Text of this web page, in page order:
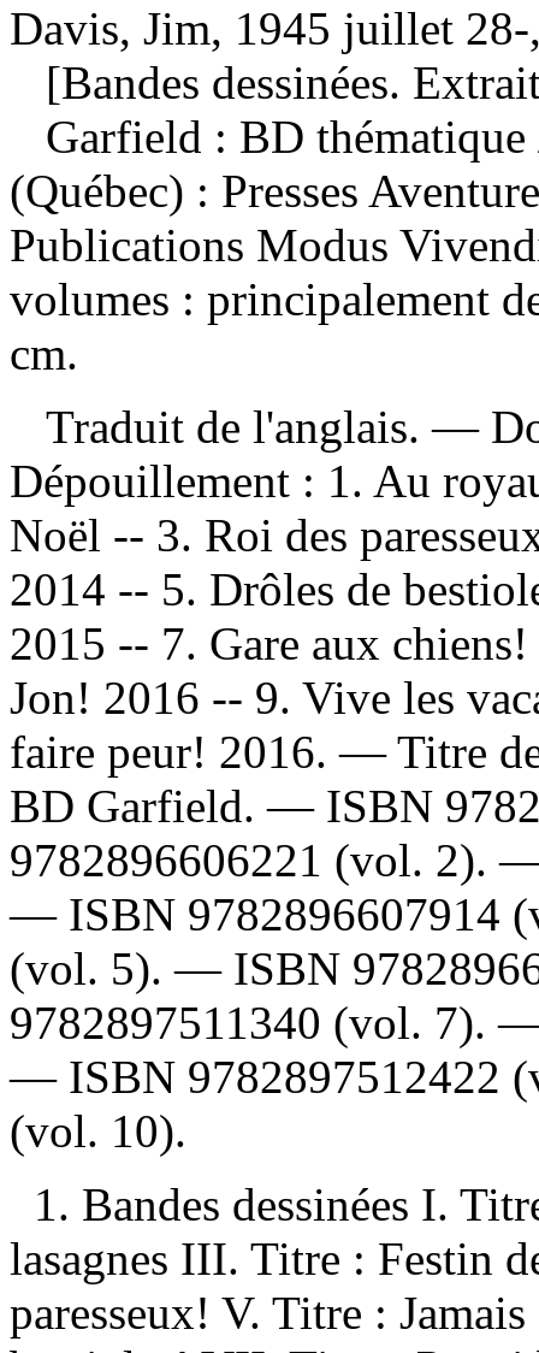
Davis, Jim, 1945 juillet 28-
[Bandes dessinées.
Garfield : BD thématique
(Québec) : Presses
Publications Modus
volumes : principalement
cm.
Traduit de l'anglais. —
Dépouillement : 1. Au
Noël -- 3. Roi des
2014 -- 5. Drôles de
2015 -- 7. Gare aux
Jon! 2016 -- 9. Vive les
faire peur! 2016. — Titre
BD Garfield. — ISBN
9782896606221 (vol. 2).
— ISBN 9782896607914
(vol. 5). — ISBN
9782897511340 (vol. 7).
— ISBN 9782897512422
(vol. 10).
1. Bandes dessinées I.
lasagnes III. Titre : Festin
paresseux! V. Titre :